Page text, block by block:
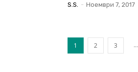
S.s. - Ноември 7, 2017
1 2 3 ...